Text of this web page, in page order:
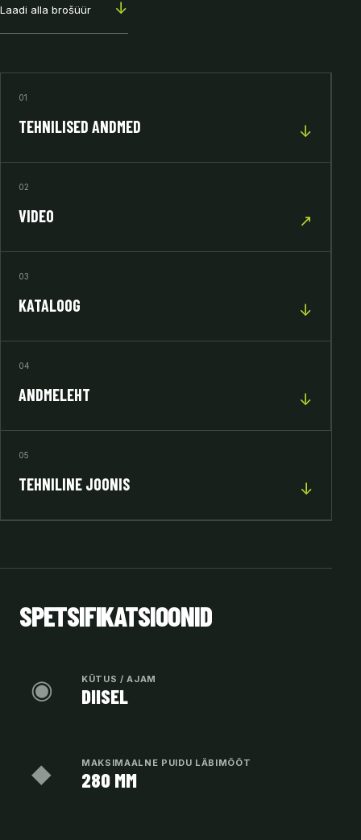
Laadi alla brošüür ↓
01
TEHNILISED ANDMED ↓
02
VIDEO ↗
03
KATALOOG ↓
04
ANDMELEHT ↓
05
TEHNILINE JOONIS ↓
SPETSIFIKATSIOONID
◉ KÜTUS / AJAM
DIISEL
◆ MAKSIMAALNE PUIDU LÄBIMÕÕT
280 MM